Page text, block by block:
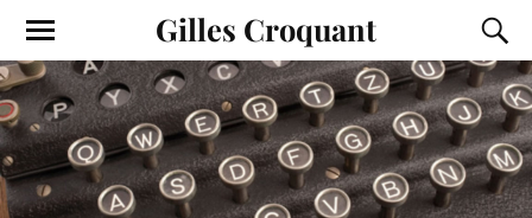
Gilles Croquant